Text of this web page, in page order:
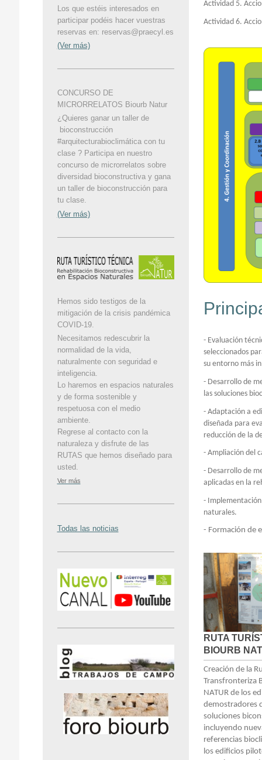
Actividad 5.
Actividad 6.
- Evaluación
seleccionados
su entorno más
- Desarrollo de
las soluciones
- Adaptación a
diseñada para
reducción de la
- Ampliación del
- Desarrollo de
aplicadas en la
-
naturales.
- Formación de
RUTA
BIOURB
Creación de la
Transfronteriza
NATUR de los
demostradores
soluciones
incluyendo
referencias
los edificios
Los que estéis interesados en
participar podéis hacer vuestras
reservas en: reservas@praecyl.es
(Ver más)
CONCURSO DE
MICRORRELATOS Biourb Natur
¿Quieres ganar un taller de
bioconstrucción
#arquitecturabioclimática con tu
clase ? Participa en nuestro
concurso de microrrelatos sobre
diversidad bioconstructiva y gana
un taller de bioconstrucción para
tu clase.
(Ver más)
Hemos sido testigos de la
mitigación de la crisis pandémica
COVID-19.
Necesitamos redescubrir la
normalidad de la vida,
naturalmente con seguridad e
inteligencia.
Lo haremos en espacios naturales
y de forma sostenible y
respetuosa con el medio
ambiente.
Regrese al contacto con la
naturaleza y disfrute de las
RUTAS que hemos diseñado para
usted.
Ver más
Todas las noticias